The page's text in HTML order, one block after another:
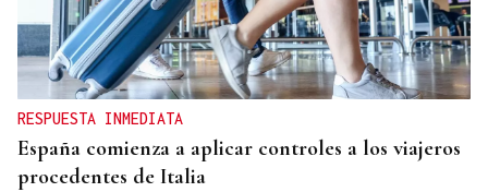
DISEÑOS EN PRIMICIA
La reina Letizia visita Adolfo Domínguez en su 50
aniversario
RESPUESTA INMEDIATA
España comienza a aplicar controles a los viajeros
procedentes de Italia